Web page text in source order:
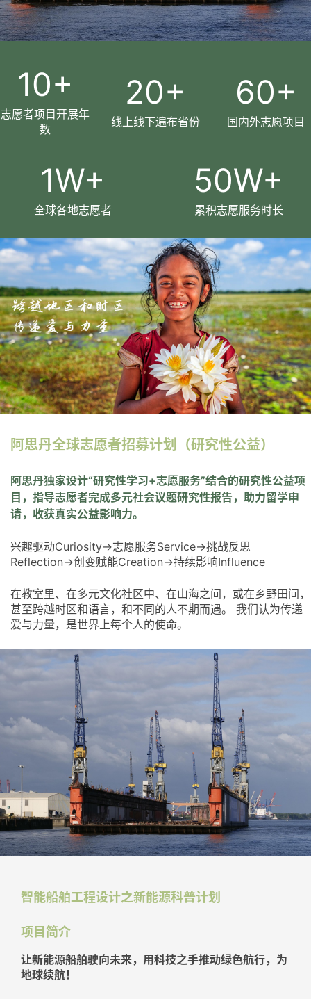
10+
志愿者项目开展年
数
20+
线上线下遍布省份
60+
国内外志愿项目
1W+
全球各地志愿者
50W+
累积志愿服务时长
阿思丹全球志愿者招募计划（研究性公益）
阿思丹独家设计“研究性学习+志愿服务”结合的研究性公益项
目，指导志愿者完成多元社会议题研究性报告，助力留学申
请，收获真实公益影响力。
兴趣驱动Curiosity→志愿服务Service→挑战反思
Reflection→创变赋能Creation→持续影响Influence
在教室里、在多元文化社区中、在山海之间，或在乡野田间，
甚至跨越时区和语言，和不同的人不期而遇。 我们认为传递
爱与力量，是世界上每个人的使命。
智能船舶工程设计之新能源科普计划
项目简介
让新能源船舶驶向未来，用科技之手推动绿色航行，为
地球续航！